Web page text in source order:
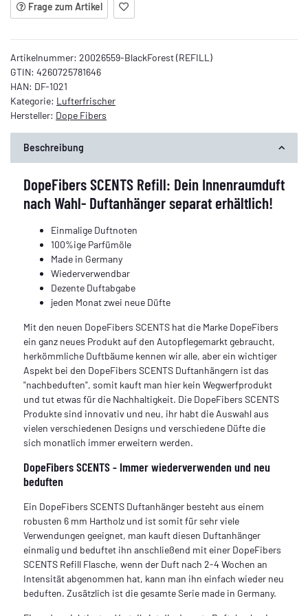
Frage zum Artikel
Artikelnummer: 20026559-BlackForest (REFILL)
GTIN: 4260725781646
HAN: DF-1021
Kategorie: Lufterfrischer
Hersteller: Dope Fibers
Beschreibung
DopeFibers SCENTS Refill: Dein Innenraumduft
nach Wahl- Duftanhänger separat erhältlich!
Einmalige Duftnoten
100%ige Parfümöle
Made in Germany
Wiederverwendbar
Dezente Duftabgabe
jeden Monat zwei neue Düfte
Mit den neuen DopeFibers SCENTS hat die Marke DopeFibers
ein ganz neues Produkt auf den Autopflegemarkt gebraucht,
herkömmliche Duftbäume kennen wir alle, aber ein wichtiger
Aspekt bei den DopeFibers SCENTS Duftanhängern ist das
"nachbeduften", somit kauft man hier kein Wegwerfprodukt
und tut etwas für die Nachhaltigkeit. Die DopeFibers SCENTS
Produkte sind innovativ und neu, ihr habt die Auswahl aus
vielen verschiedenen Designs und verschiedene Düfte die
sich monatlich immer erweitern werden.
DopeFibers SCENTS - Immer wiederverwenden und neu
beduften
Ein DopeFibers SCENTS Duftanhänger besteht aus einem
robusten 6 mm Hartholz und ist somit für sehr viele
Verwendungen geeignet, man kauft diesen Duftanhänger
einmalig und beduftet ihn anschließend mit einer DopeFibers
SCENTS Refill Flasche, wenn der Duft nach 2-4 Wochen an
Intensität abgenommen hat, kann man ihn einfach wieder neu
beduften. Zusätzlich ist die gesamte Serie made in Germany.